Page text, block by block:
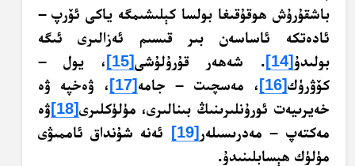
باشقۇرۇش ھوقۇقىغا بولسا كېلىشىمگە ياكى ئۆرپ –
ئادەتكە ئاساسەن بىر قىسىم ئەزالىرى ئىگە
بولىدۇ [14] . شەھەر قۇرۇلۇشى[15]
، يول –
كۆۋرۈك[16] ، مەسچىت – جامە [17]
، ۋەخپە ۋە
خەيرىيەت ئورۇنلىرىنىڭ بىنالىرى، مۈلۈكلىرى[18]
ۋە
مەكتەپ – مەدرىسىلەر [19]
ئەنە شۇنداق ئاممىۋى
مۈلۈك ھېسابلىنىدۇ.